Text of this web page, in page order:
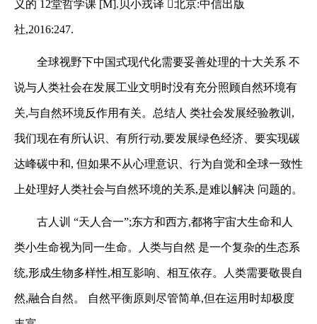
义的 12堂哲学课 [M].贝小戎译 北京:中信出版
社,2016:247.
全球视野下中国式现代化需要妥善处理的十大关系 不
说与人类社会在发展工业文明时没有充分照顾自然环境有
关,与自然环境反作用有关。总结人 类社会发展经验教训,
我们现在有所认识、有所行动,要发展绿色经济、要实现碳
达峰碳中和, 但如果不从心理意识、行为自觉和全球一致性
上处理好人类社会与自然环境的关系,是难以解决 问题的。
古人训 “天人合一”;东方和西方,都将宇宙大生命和人
类小生命视为同一生命。人类与自然 是一个复杂的生态系
统,形成生物多样性,相互影响、相互依存。人类需要敬畏自
然,融合自然。 自然平衡原则尽管简单,但在运用时却极度